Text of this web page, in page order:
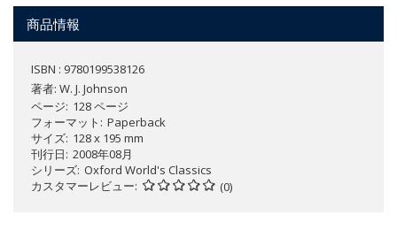
商品情報
ISBN : 9780199538126
著者: W. J. Johnson
ページ 128 ページ
フォーマット
Paperback
サイズ 128 x 195 mm
刊行日 2008年08月
シリーズ Oxford World's Classics
カスタマーレビュー
(0)